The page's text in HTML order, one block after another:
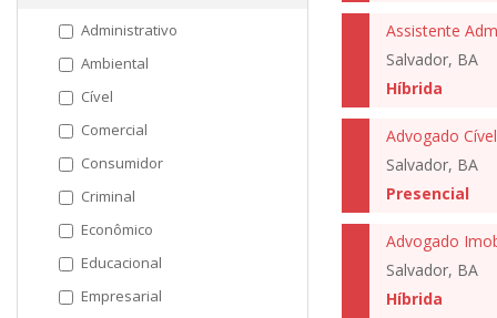
Administrativo
Ambiental
Cível
Comercial
Consumidor
Criminal
Econômico
Educacional
Empresarial
Assistente
Salvador, BA
Híbrida
Advogado Cível
Salvador, BA
Presencial
Advogado
Salvador, BA
Híbrida